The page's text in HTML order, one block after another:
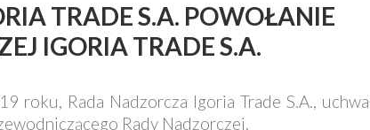
TRADE S.A. POWOŁANIE
IGORIA TRADE S.A.
roku, Rada Nadzorcza Igoria Trade S.A.,
Rady Nadzorczej.